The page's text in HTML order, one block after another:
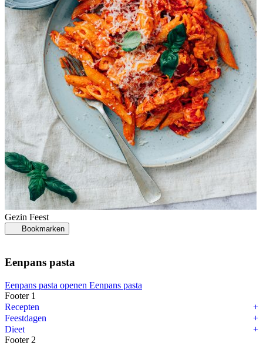
Gezin Feest
Bookmarken
Eenpans pasta
Eenpans pasta openen Eenpans pasta
Footer 1
Recepten
Feestdagen
Dieet
Footer 2